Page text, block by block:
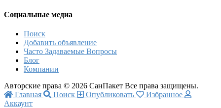
Социальные медиа
Поиск
Добавить объявление
Часто Задаваемые Вопросы
Блог
Компании
Авторские права © 2026 СанПакет Все права защищены.
Главная
Поиск Опубликовать
Избранное
Аккаунт